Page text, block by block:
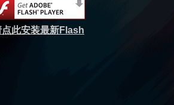
点此安装最新Flash